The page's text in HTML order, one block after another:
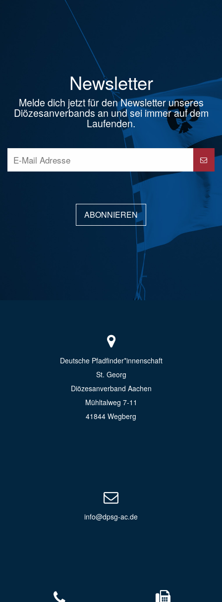
Newsletter
Melde dich jetzt für den Newsletter unseres
Diözesanverbands an und sei immer auf dem
Laufenden.
ABONNIEREN
Deutsche Pfadfinder*innenschaft
St. Georg
Diözesanverband Aachen
Mühltalweg 7-11
41844 Wegberg
info@dpsg-ac.de